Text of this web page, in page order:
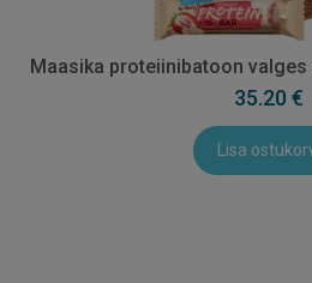
Maasika proteiinibatoon
35.20 €
Lisa